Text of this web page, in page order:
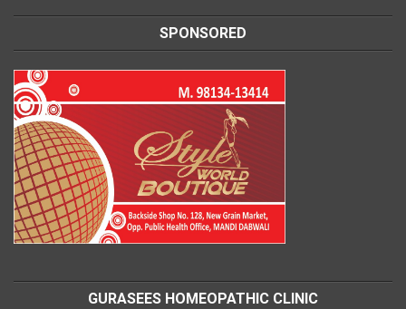
SPONSORED
GURASEES HOMEOPATHIC CLINIC